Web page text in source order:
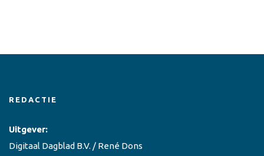
REDACTIE
Uitgever:
Digitaal Dagblad B.V. / René Dons